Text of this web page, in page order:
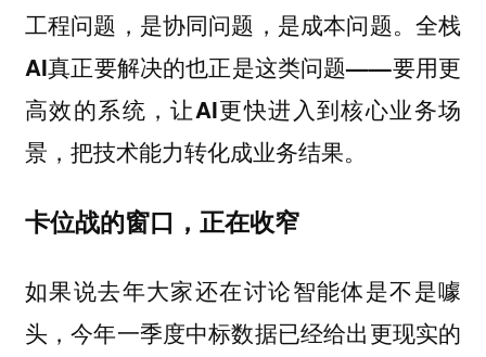
工程问题，是协同问题，是成本问题。全栈
AI真正要解决的也正是这类问题——要用更
高效的系统，让AI更快进入到核心业务场
景，把技术能力转化成业务结果。
卡位战的窗口，正在收窄
如果说去年大家还在讨论智能体是不是噱
头，今年一季度中标数据已经给出更现实的